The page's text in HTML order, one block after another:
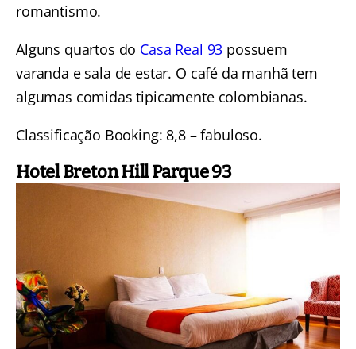
romantismo.
Alguns quartos do Casa Real 93 possuem
varanda e sala de estar. O café da manhã tem
algumas comidas tipicamente colombianas.
Classificação Booking: 8,8 – fabuloso.
Hotel Breton Hill Parque 93